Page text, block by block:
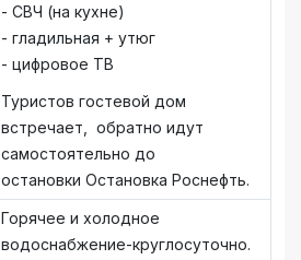
- СВЧ (на кухне)
- гладильная + утюг
- цифровое ТВ
Туристов гостевой дом
встречает, обратно идут
самостоятельно до
остановки Остановка Роснефть.
Горячее и холодное
водоснабжение-круглосуточно.